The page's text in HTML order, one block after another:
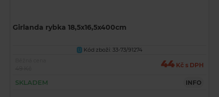
Girlanda rybka 18,5x16,5x400cm
U
Kód zboží: 33-73/91274
44 Kč s DPH
SKLADEM INFO